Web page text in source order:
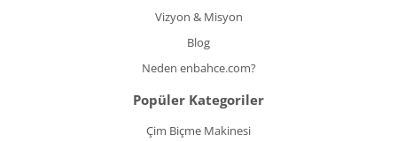
Vizyon & Misyon
Blog
Neden enbahce.com?
Popüler Kategoriler
Çim Biçme Makinesi